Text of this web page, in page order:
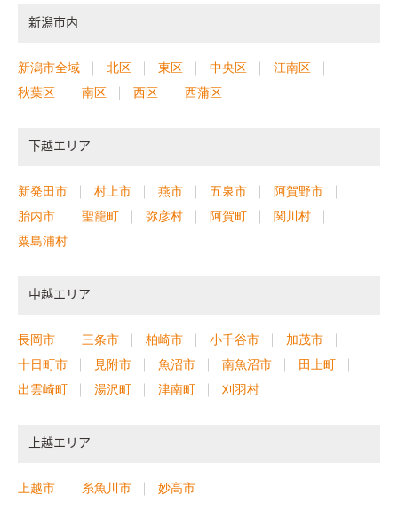
新潟市内
新潟市全域 北区 東区 中央区
江南区
秋葉区
南区 西区 西蒲区
下越エリア
新発田市 村上市 燕市 五泉市
阿賀野市
胎内市
聖籠町 弥彦村 阿賀町
関川村
粟島浦村
中越エリア
長岡市 三条市 柏崎市 小千谷市
加茂市
十日町市
見附市 魚沼市 南魚沼市
田上町
出雲崎町
湯沢町 津南町 刈羽村
上越エリア
上越市 糸魚川市 妙高市